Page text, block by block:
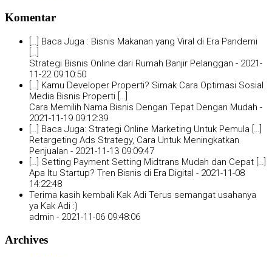
Komentar
[…] Baca Juga : Bisnis Makanan yang Viral di Era Pandemi
Strategi Bisnis Online dari Rumah Banjir Pelanggan - 2021-
11-22 09:10:50
[…] Kamu Developer Properti? Simak Cara Optimasi Sosial
Media Bisnis Properti […]
Cara Memilih Nama Bisnis Dengan Tepat Dengan Mudah -
2021-11-19 09:12:39
[…] Baca Juga: Strategi Online Marketing Untuk Pemula […]
Retargeting Ads Strategy, Cara Untuk Meningkatkan
Penjualan - 2021-11-13 09:09:47
[…] Setting Payment Setting Midtrans Mudah dan Cepat […]
Apa Itu Startup? Tren Bisnis di Era Digital - 2021-11-08
14:22:48
Terima kasih kembali Kak Adi Terus semangat usahanya
ya Kak Adi :)
admin - 2021-11-06 09:48:06
Archives